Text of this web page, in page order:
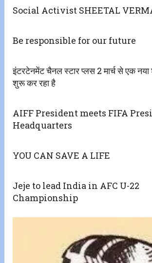
Social Activist SHEETAL
Be responsible for our future
इंटरटेनमेंट चैनल स्टार प्लस 2 मार्च से एक नया
शुरू कर रहा है
AIFF President meets FIFA
Headquarters
YOU CAN SAVE A LIFE
Jeje to lead India in AFC U-22
Championship